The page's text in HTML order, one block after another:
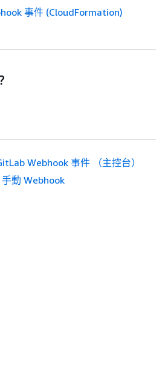
事件 (CloudFormation)
Webhook 事件 （主控台）
動 Webhook